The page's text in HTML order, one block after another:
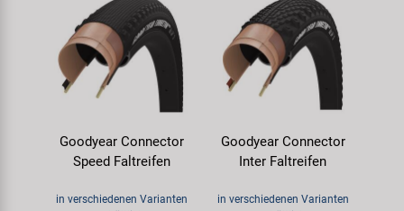
Goodyear Connector
Speed Faltreifen
in verschiedenen Varianten
Goodyear Connector
Inter Faltreifen
in verschiedenen Varianten